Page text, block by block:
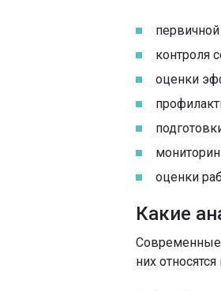
контроля
оценки
оценки
Какие
Современные
них